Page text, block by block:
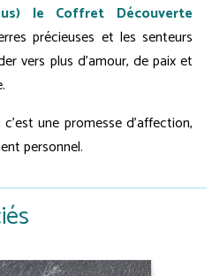
le Coffret Découverte
précieuses et les senteurs
vers plus d'amour, de paix et
une promesse d'affection,
personnel.